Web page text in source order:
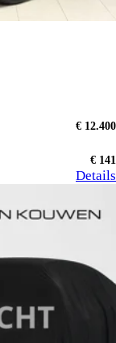
€ 12.400
€ 141
Details